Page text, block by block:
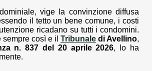
vige la convinzione diffusa
il tetto un bene comune, i costi
ricadano su tutti i condomini.
sempre così e il Tribunale di Avellino,
n. 837 del 20 aprile 2026, lo ha